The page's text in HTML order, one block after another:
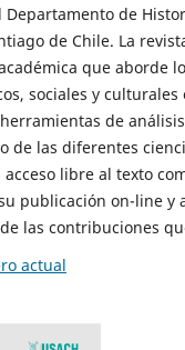
Departamento de
de Chile. La
que aborde
sociales y
de
de las diferentes
acceso libre al texto
publicación on-line y
las contribuciones
actual